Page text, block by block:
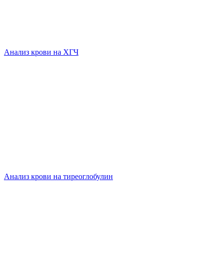
Анализ крови на ХГЧ
Анализ крови на тиреоглобулин